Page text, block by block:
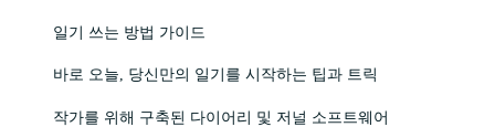
일기 쓰는 방법 가이드
바로 오늘, 당신만의 일기를 시작하는 팁과 트릭
작가를 위해 구축된 다이어리 및 저널 소프트웨어